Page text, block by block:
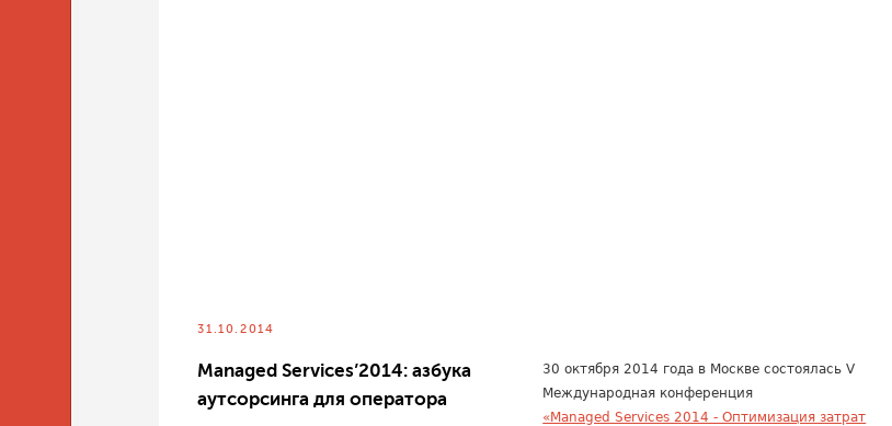
31.10.2014
Managed Services’2014: азбука
аутсорсинга для оператора
30 октября 2014 года в Москве состоялась V
Международная конференция
«Managed Services 2014 - Оптимизация затрат